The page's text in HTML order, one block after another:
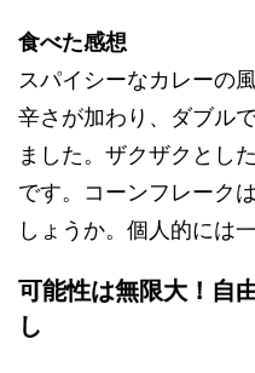
食べた感想
スパイシーなカレーの
辛さが加わり、ダブル
ました。ザクザクとし
です。コーンフレーク
しょうか。個人的には
可能性は無限大！自
し